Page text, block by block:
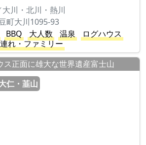
川・北川・熱川
町大川1095-93
BBQ 大人数 温泉
ログハウス
れ・ファミリー
ス正面に雄大な世界遺産富士山
仁・韮山